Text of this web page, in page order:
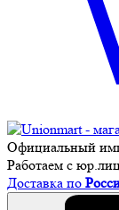
Официальный
Работаем с
Доставка по